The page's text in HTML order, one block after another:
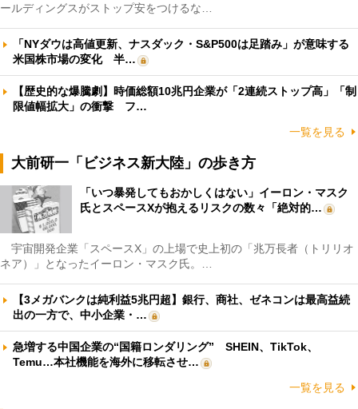
ールディングスがストップ安をつけるな…
「NYダウは高値更新、ナスダック・S&P500は足踏み」が意味する
米国株市場の変化 半…
【歴史的な爆騰劇】時価総額10兆円企業が「2連続ストップ高」「制
限値幅拡大」の衝撃 フ…
一覧を見る
大前研一「ビジネス新大陸」の歩き方
「いつ暴発してもおかしくはない」イーロン・マスク
氏とスペースXが抱えるリスクの数々「絶対的…
宇宙開発企業「スペースX」の上場で史上初の「兆万長者（トリリオ
ネア）」となったイーロン・マスク氏。…
【3メガバンクは純利益5兆円超】銀行、商社、ゼネコンは最高益続
出の一方で、中小企業・…
急増する中国企業の“国籍ロンダリング” SHEIN、TikTok、
Temu…本社機能を海外に移転させ…
一覧を見る